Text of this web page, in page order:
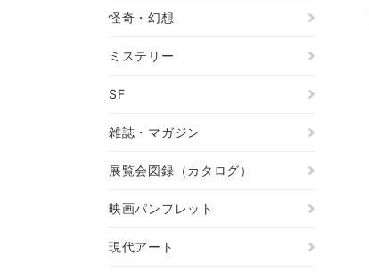
怪奇・幻想
ミステリー
SF
雑誌・マガジン
展覧会図録（カタログ）
映画パンフレット
現代アート